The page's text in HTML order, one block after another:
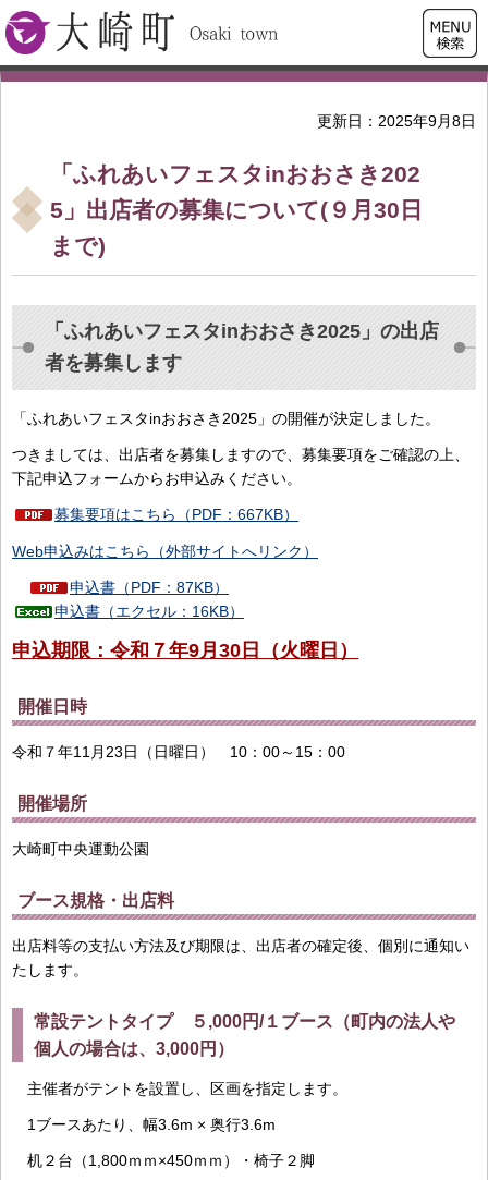
大崎町
検索・
共通メ
ニュー
更新日：2025年9月8日
「ふれあいフェスタinおおさき202
5」出店者の募集について(９月30日
まで)
「ふれあいフェスタinおおさき2025」の出店
者を募集します
「ふれあいフェスタinおおさき2025」の開催が決定しました。
つきましては、出店者を募集しますので、募集要項をご確認の上、
下記申込フォームからお申込みください。
募集要項はこちら（PDF：667KB）
Web申込みはこちら（外部サイトへリンク）
申込書（PDF：87KB）
申込書（エクセル：16KB）
申込期限：令和７年9月30日（火曜日）
開催日時
令和７年11月23日（日曜日） 10：00～15：00
開催場所
大崎町中央運動公園
ブース規格・出店料
出店料等の支払い方法及び期限は、出店者の確定後、個別に通知い
たします。
常設テントタイプ ５,000円/１ブース（町内の法人や
個人の場合は、3,000円）
主催者がテントを設置し、区画を指定します。
1ブースあたり、幅3.6m × 奥行3.6m
机２台（1,800ｍｍ×450ｍｍ）・椅子２脚